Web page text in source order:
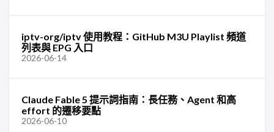
iptv-org/iptv 使用教程：GitHub M3U Playlist 頻道
列表與 EPG 入口
2026-06-14
Claude Fable 5 提示詞指南：長任務、Agent 和高
effort 的遷移要點
2026-06-10